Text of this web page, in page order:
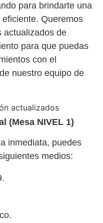
para brindarte una
Queremos
actualizados de
para que puedas
con el
nuestro equipo de
(Mesa NIVEL 1)
inmediata, puedes
medios: